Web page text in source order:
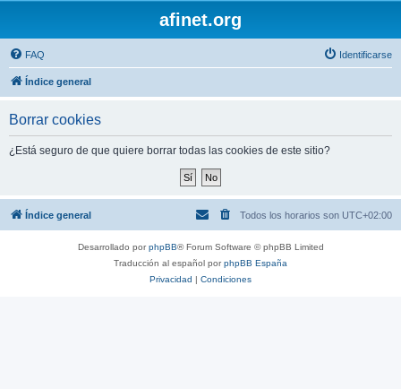
afinet.org
FAQ Identificarse
Índice general
Borrar cookies
¿Está seguro de que quiere borrar todas las cookies de este sitio?
Índice general Todos los horarios son UTC+02:00
Desarrollado porphpBB® Forum Software © phpBB Limited
Traducción al español porphpBB España
Privacidad | Condiciones